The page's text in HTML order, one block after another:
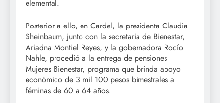
elemental.
Posterior a ello, en Cardel, la presidenta Claudia
Sheinbaum, junto con la secretaria de Bienestar,
Ariadna Montiel Reyes, y la gobernadora Rocío
Nahle, procedió a la entrega de pensiones
Mujeres Bienestar, programa que brinda apoyo
económico de 3 mil 100 pesos bimestrales a
féminas de 60 a 64 años.